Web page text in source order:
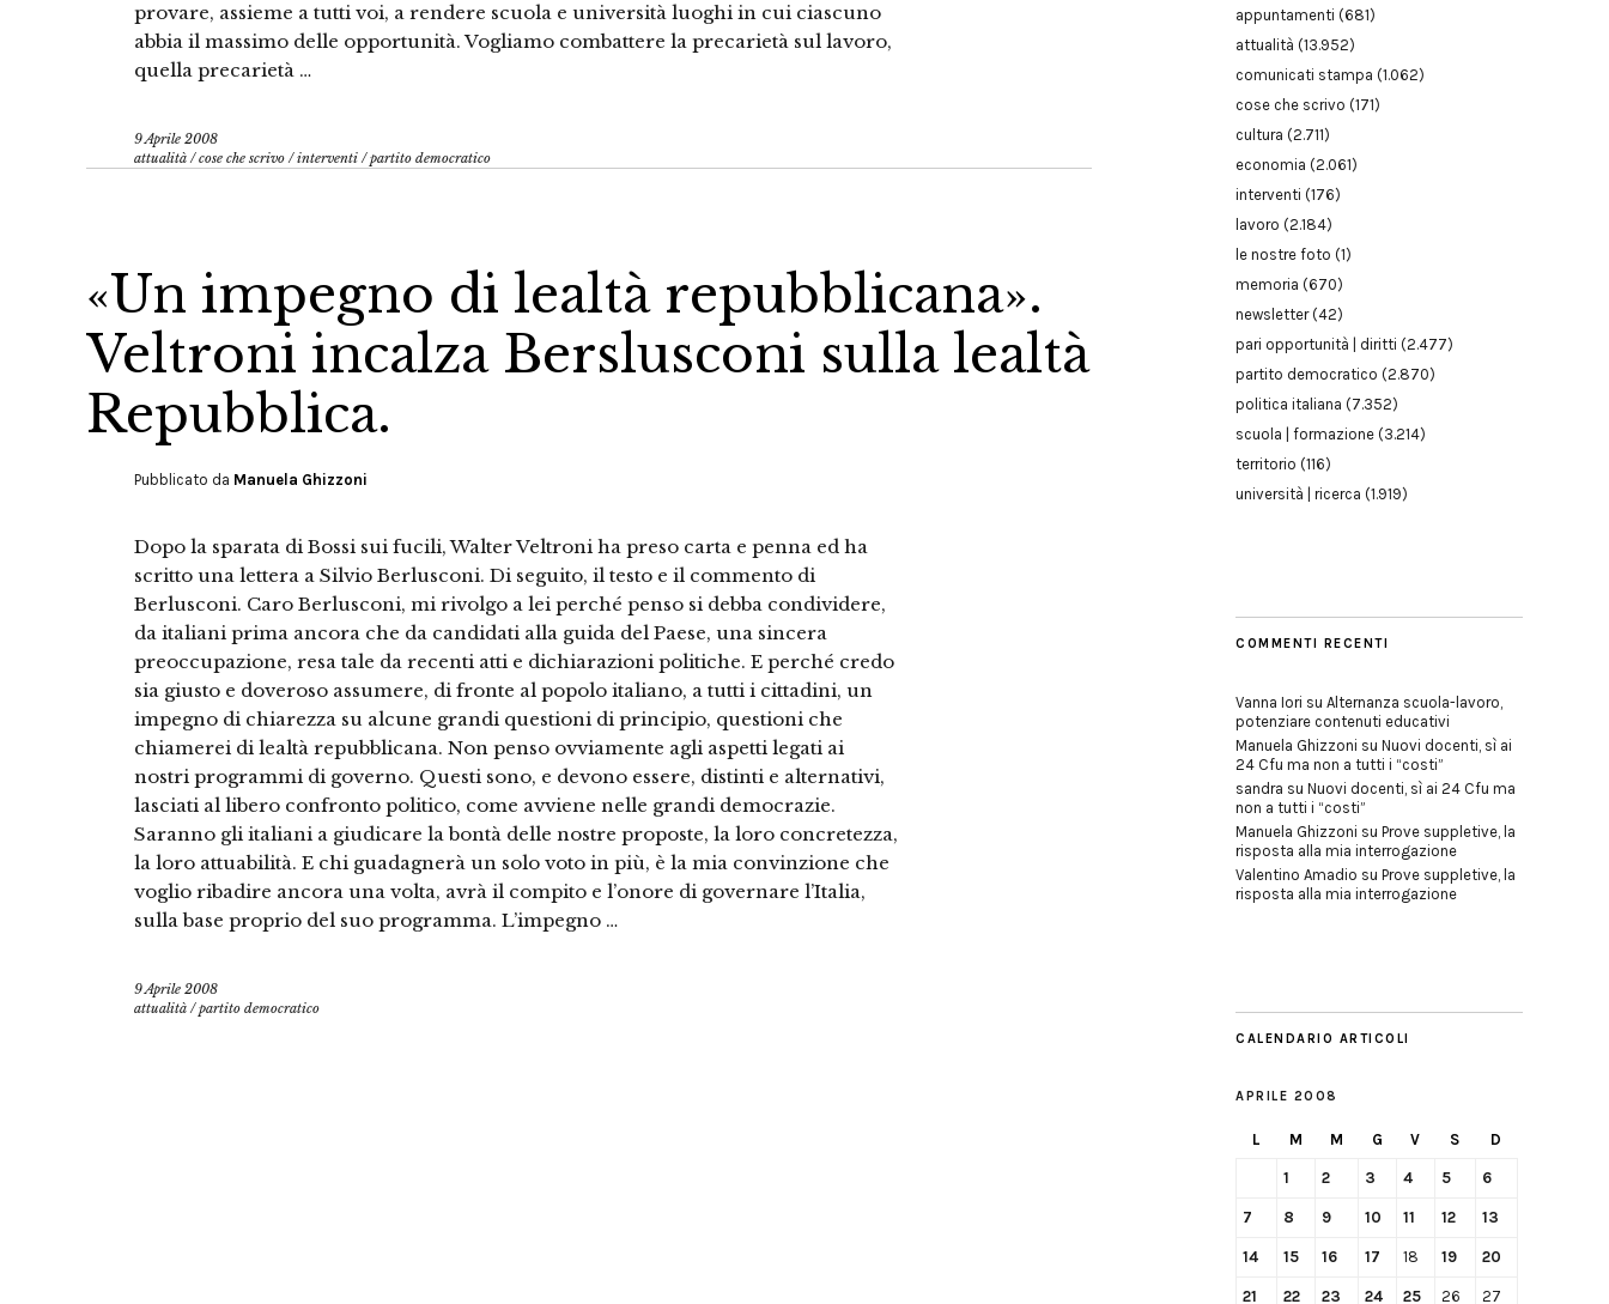
provare, assieme a tutti voi, a rendere scuola e università luoghi in cui ciascuno
abbia il massimo delle opportunità. Vogliamo combattere la precarietà sul lavoro,
quella precarietà …
9 Aprile 2008
attualità /cose che scrivo /interventi /partito democratico
«Un impegno di lealtà repubblicana».
Veltroni incalza Berslusconi sulla lealtà
Repubblica.
Pubblicato da Manuela Ghizzoni
Dopo la sparata di Bossi sui fucili, Walter Veltroni ha preso carta e penna ed ha
scritto una lettera a Silvio Berlusconi. Di seguito, il testo e il commento di
Berlusconi. Caro Berlusconi, mi rivolgo a lei perché penso si debba condividere,
da italiani prima ancora che da candidati alla guida del Paese, una sincera
preoccupazione, resa tale da recenti atti e dichiarazioni politiche. E perché credo
sia giusto e doveroso assumere, di fronte al popolo italiano, a tutti i cittadini, un
impegno di chiarezza su alcune grandi questioni di principio, questioni che
chiamerei di lealtà repubblicana. Non penso ovviamente agli aspetti legati ai
nostri programmi di governo. Questi sono, e devono essere, distinti e alternativi,
lasciati al libero confronto politico, come avviene nelle grandi democrazie.
Saranno gli italiani a giudicare la bontà delle nostre proposte, la loro concretezza,
la loro attuabilità. E chi guadagnerà un solo voto in più, è la mia convinzione che
voglio ribadire ancora una volta, avrà il compito e l’onore di governare l’Italia,
sulla base proprio del suo programma. L’impegno …
9 Aprile 2008
attualità /partito democratico
appuntamenti (681)
attualità (13.952)
comunicati stampa (1.062)
cose che scrivo (171)
cultura (2.711)
economia (2.061)
interventi (176)
lavoro (2.184)
le nostre foto (1)
memoria (670)
newsletter(42)
pari opportunità | diritti (2.477)
partito democratico (2.870)
politica italiana (7.352)
scuola | formazione (3.214)
territorio (116)
università | ricerca (1.919)
COMMENTI RECENTI
Vanna Iori su Alternanza scuola-lavoro,
potenziare contenuti educativi
Manuela Ghizzoni su Nuovi docenti, sì ai
24 Cfu ma non a tutti i “costi”
sandra su Nuovi docenti, sì ai 24 Cfu ma
non a tutti i “costi”
Manuela Ghizzoni su Prove suppletive, la
risposta alla mia interrogazione
Valentino Amadio su Prove suppletive, la
risposta alla mia interrogazione
CALENDARIO ARTICOLI
APRILE 2008
L M M G V S D
1 2 3 4 5 6
7 8 9 10 11 12 13
14 15 16 17 18 19 20
21 22 23 24 25 26 27